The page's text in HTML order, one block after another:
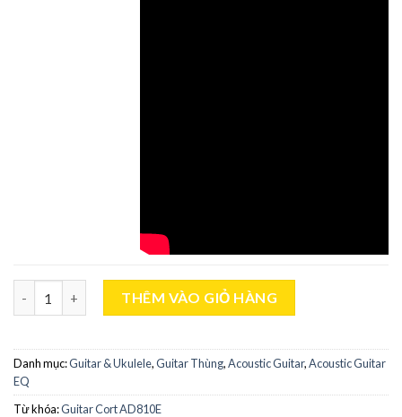
Guitar Cort AD 810E số lượngTHÊM VÀO GIỎ HÀNG
Danh mục:Guitar & Ukulele,Guitar Thùng,Acoustic Guitar,Acoustic Guitar
EQ
Từ khóa:Guitar Cort AD810E